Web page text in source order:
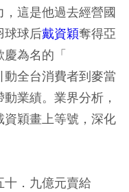
這是他過去經營國
球球后戴資穎奪得亞
慶為名的「
動全台消費者到麥當
業績。業界分析，
穎畫上等號，深化
．九億元賣給